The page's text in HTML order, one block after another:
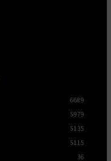
6689
5979
5135
5115
36